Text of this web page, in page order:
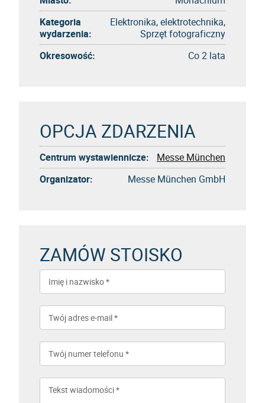
Kategoria
wydarzenia:
Elektronika, elektrotechnika,
Sprzęt fotograficzny
Okresowość:
Co 2 lata
OPCJA ZDARZENIA
Centrum wystawiennicze:
Messe München
Organizator:
Messe München GmbH
ZAMÓW STOISKO